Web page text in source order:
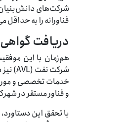
شرکت‌های دانش‌بنیان
فناورانه را به حداقل
دریافت
هم‌زمان با این
خدمات تخصصی و مورد
و فناور مستقر در
با تحقق این